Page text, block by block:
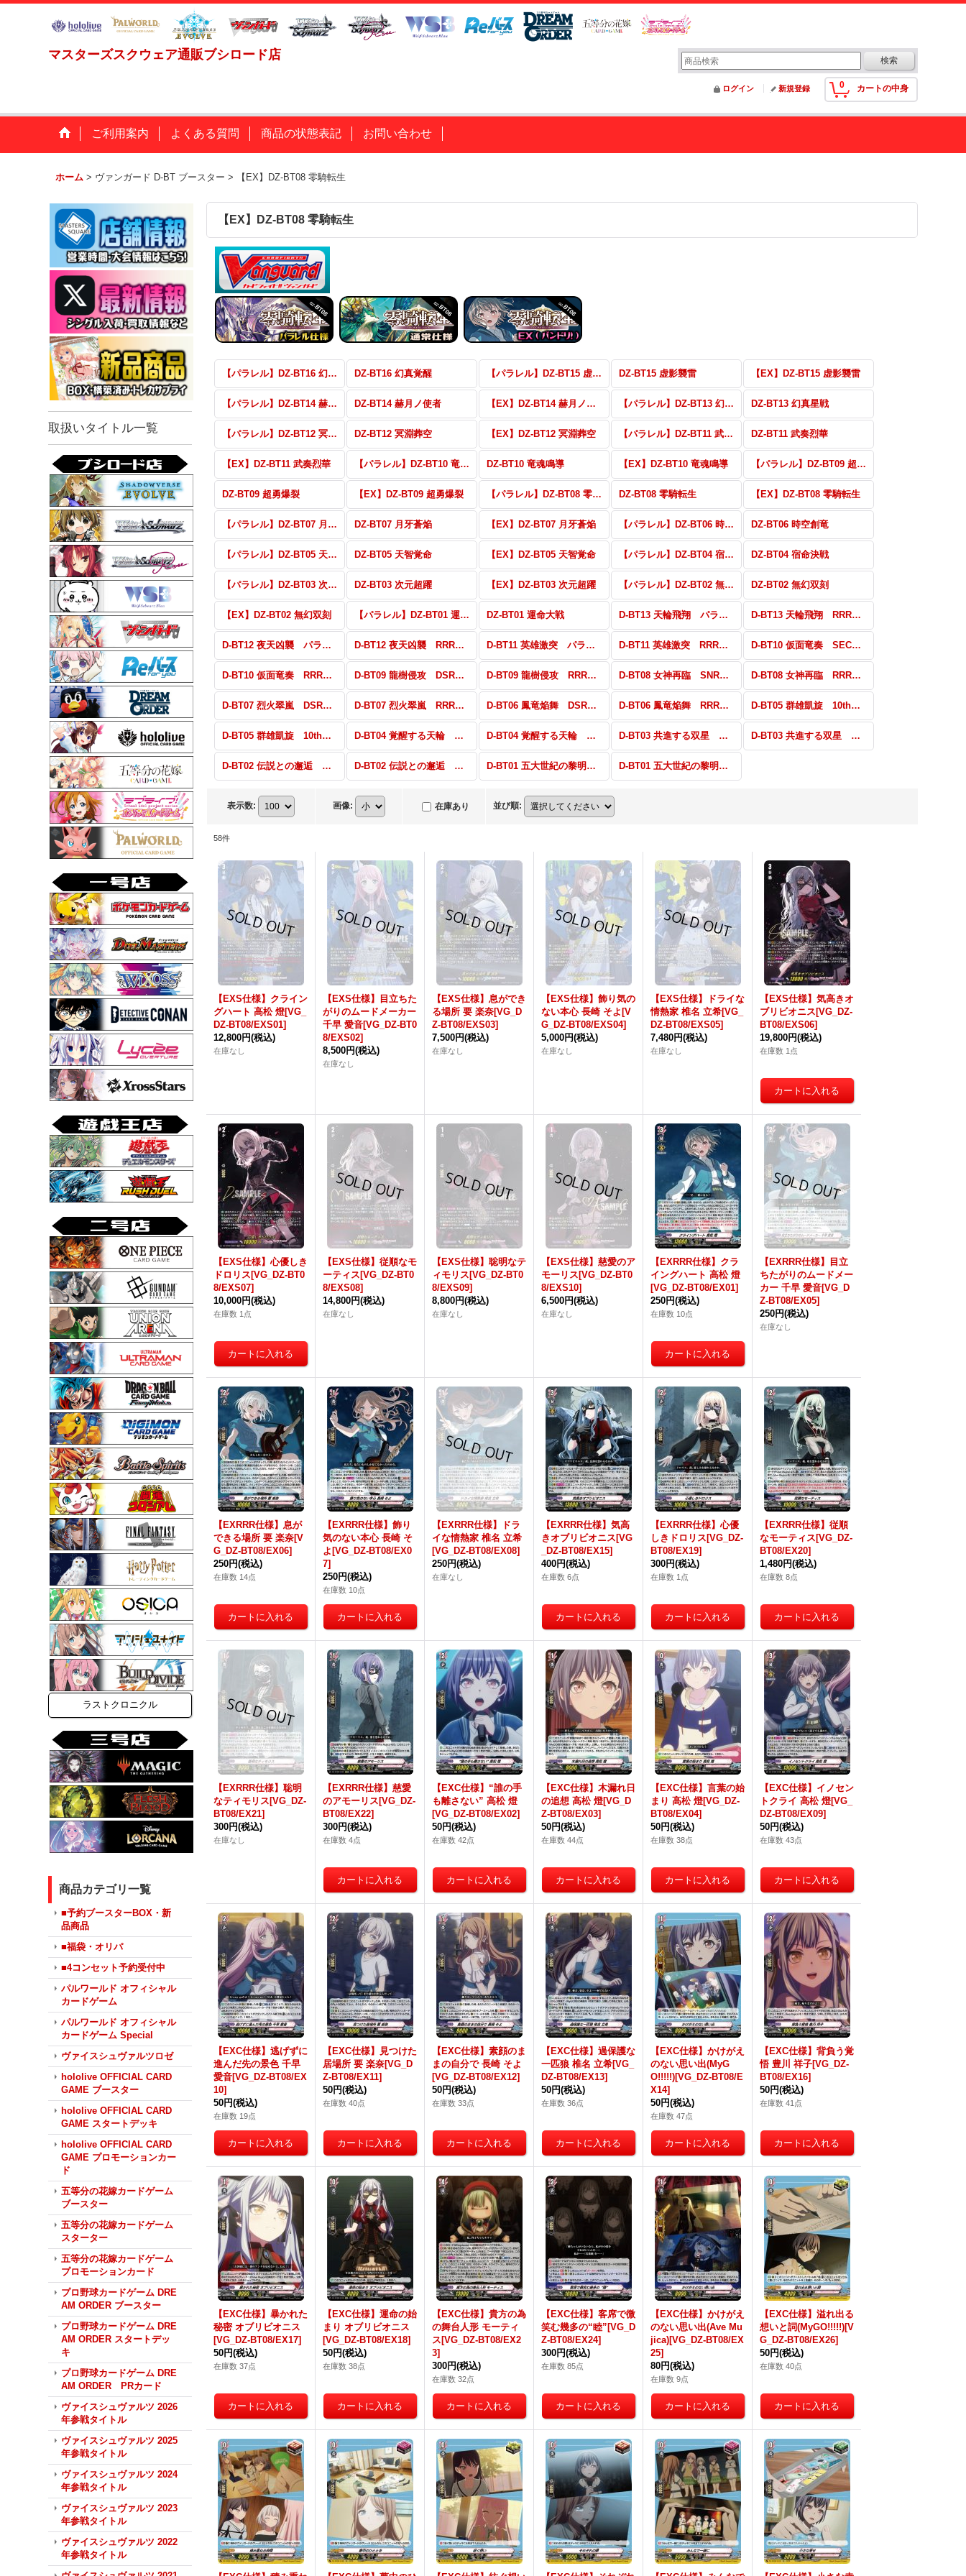
マスターズスクウェア通販ブシロード店
0 カートの中身
ログイン 新規登録
ご利用案内 よくある質問 商品の状態表記 お問い合わせ
ホーム > ヴァンガード D-BT ブースター > 【EX】DZ-BT08 零騎転生
取扱いタイトル一覧
ラストクロニクル
商品カテゴリ一覧
■予約ブースターBOX・新
品商品
■福袋・オリパ
■4コンセット予約受付中
パルワールド オフィシャル
カードゲーム
パルワールド オフィシャル
カードゲーム Special
ヴァイスシュヴァルツロゼ
hololive OFFICIAL CARD
GAME ブースター
hololive OFFICIAL CARD
GAME スタートデッキ
hololive OFFICIAL CARD
GAME プロモーションカー
ド
五等分の花嫁カードゲーム
ブースター
五等分の花嫁カードゲーム
スターター
五等分の花嫁カードゲーム
プロモーションカード
プロ野球カードゲーム DRE
AM ORDER ブースター
プロ野球カードゲーム DRE
AM ORDER スタートデッ
キ
プロ野球カードゲーム DRE
AM ORDER PRカード
ヴァイスシュヴァルツ 2026
年参戦タイトル
ヴァイスシュヴァルツ 2025
年参戦タイトル
ヴァイスシュヴァルツ 2024
年参戦タイトル
ヴァイスシュヴァルツ 2023
年参戦タイトル
ヴァイスシュヴァルツ 2022
年参戦タイトル
【EX】DZ-BT08 零騎転生
【パラレル】DZ-BT16 幻真覚醒 DZ-BT16 幻真覚醒 【パラレル】DZ-BT15 虚影襲雷 DZ-BT15 虚影襲雷 【EX】DZ-BT15 虚影襲雷
【パラレル】DZ-BT14 赫月ノ使者 DZ-BT14 赫月ノ使者 【EX】DZ-BT14 赫月ノ使者 【パラレル】DZ-BT13 幻真星戦 DZ-BT13 幻真星戦
【パラレル】DZ-BT12 冥淵葬空 DZ-BT12 冥淵葬空 【EX】DZ-BT12 冥淵葬空 【パラレル】DZ-BT11 武奏烈華 DZ-BT11 武奏烈華
【EX】DZ-BT11 武奏烈華 【パラレル】DZ-BT10 竜魂鳴導 DZ-BT10 竜魂鳴導 【EX】DZ-BT10 竜魂鳴導 【パラレル】DZ-BT09 超勇爆裂
DZ-BT09 超勇爆裂 【EX】DZ-BT09 超勇爆裂 【パラレル】DZ-BT08 零騎転生 DZ-BT08 零騎転生 【EX】DZ-BT08 零騎転生
【パラレル】DZ-BT07 月牙蒼焔 DZ-BT07 月牙蒼焔 【EX】DZ-BT07 月牙蒼焔 【パラレル】DZ-BT06 時空創竜 DZ-BT06 時空創竜
【パラレル】DZ-BT05 天智覚命 DZ-BT05 天智覚命 【EX】DZ-BT05 天智覚命 【パラレル】DZ-BT04 宿命決戦 DZ-BT04 宿命決戦
【パラレル】DZ-BT03 次元超躍 DZ-BT03 次元超躍 【EX】DZ-BT03 次元超躍 【パラレル】DZ-BT02 無幻双刻 DZ-BT02 無幻双刻
【EX】DZ-BT02 無幻双刻 【パラレル】DZ-BT01 運命大戦 DZ-BT01 運命大戦 D-BT13 天輪飛翔 パラレル・EX D-BT13 天輪飛翔 RRR・RR・R・C
D-BT12 夜天凶襲 パラレル・EX D-BT12 夜天凶襲 RRR・RR・R・C D-BT11 英雄激突 パラレル・EX D-BT11 英雄激突 RRR・RR・R・C D-BT10 仮面竜奏 SEC・FFR・FR・EX
D-BT10 仮面竜奏 RRR・RR・R・C D-BT09 龍樹侵攻 DSR・FFR・FR・Re・EX D-BT09 龍樹侵攻 RRR・RR・R・C D-BT08 女神再臨 SNR・SEC・FFR・FR D-BT08 女神再臨 RRR・RR・R・C
D-BT07 烈火翠嵐 DSR・FFR・FR D-BT07 烈火翠嵐 RRR・RR・R・C D-BT06 鳳竜焔舞 DSR・FFR・FR D-BT06 鳳竜焔舞 RRR・RR・ORR・R・C D-BT05 群雄凱旋 10thSP・SP・H・PR
D-BT05 群雄凱旋 10thRRR・RRR・RR・R・C D-BT04 覚醒する天輪 DSR・SP・H・PR D-BT04 覚醒する天輪 RRR・RR・R・C D-BT03 共進する双星 DSR・SP・H・PR D-BT03 共進する双星 RRR・RR・R・C
D-BT02 伝説との邂逅 DSR・SP・H・PR D-BT02 伝説との邂逅 RRR・RR・R・C D-BT01 五大世紀の黎明 DSR・SP・H・PR D-BT01 五大世紀の黎明 RRR・RR・R・C
表示数: 画像: 在庫あり 並び順:
58件
【EXS仕様】クライン
グハート 高松 燈[VG_
DZ-BT08/EXS01]
12,800円(税込)
在庫なし
【EXS仕様】目立ちた
がりのムードメーカー
千早 愛音[VG_DZ-BT0
8/EXS02]
8,500円(税込)
在庫なし
【EXS仕様】息ができ
る場所 要 楽奈[VG_D
Z-BT08/EXS03]
7,500円(税込)
在庫なし
【EXS仕様】飾り気の
ない本心 長崎 そよ[V
G_DZ-BT08/EXS04]
5,000円(税込)
在庫なし
【EXS仕様】ドライな
情熱家 椎名 立希[VG_
DZ-BT08/EXS05]
7,480円(税込)
在庫なし
【EXS仕様】気高きオ
ブリビオニス[VG_DZ-
BT08/EXS06]
19,800円(税込)
在庫数 1点
【EXS仕様】心優しき
ドロリス[VG_DZ-BT0
8/EXS07]
10,000円(税込)
在庫数 1点
【EXS仕様】従順なモ
ーティス[VG_DZ-BT0
8/EXS08]
14,800円(税込)
在庫なし
【EXS仕様】聡明なテ
ィモリス[VG_DZ-BT0
8/EXS09]
8,800円(税込)
在庫なし
【EXS仕様】慈愛のア
モーリス[VG_DZ-BT0
8/EXS10]
6,500円(税込)
在庫なし
【EXRRR仕様】クラ
イングハート 高松 燈
[VG_DZ-BT08/EX01]
250円(税込)
在庫数 10点
【EXRRR仕様】目立
ちたがりのムードメー
カー 千早 愛音[VG_D
Z-BT08/EX05]
250円(税込)
在庫なし
【EXRRR仕様】息が
できる場所 要 楽奈[V
G_DZ-BT08/EX06]
250円(税込)
在庫数 14点
【EXRRR仕様】飾り
気のない本心 長崎 そ
よ[VG_DZ-BT08/EX0
7]
250円(税込)
在庫数 10点
【EXRRR仕様】ドラ
イな情熱家 椎名 立希
[VG_DZ-BT08/EX08]
250円(税込)
在庫なし
【EXRRR仕様】気高
きオブリビオニス[VG
_DZ-BT08/EX15]
400円(税込)
在庫数 6点
【EXRRR仕様】心優
しきドロリス[VG_DZ-
BT08/EX19]
300円(税込)
在庫数 1点
【EXRRR仕様】従順
なモーティス[VG_DZ-
BT08/EX20]
1,480円(税込)
在庫数 8点
【EXRRR仕様】聡明
なティモリス[VG_DZ-
BT08/EX21]
300円(税込)
在庫なし
【EXRRR仕様】慈愛
のアモーリス[VG_DZ-
BT08/EX22]
300円(税込)
在庫数 4点
【EXC仕様】“誰の手
も離さない” 高松 燈
[VG_DZ-BT08/EX02]
50円(税込)
在庫数 42点
【EXC仕様】木漏れ日
の追想 高松 燈[VG_D
Z-BT08/EX03]
50円(税込)
在庫数 44点
【EXC仕様】言葉の始
まり 高松 燈[VG_DZ-
BT08/EX04]
50円(税込)
在庫数 38点
【EXC仕様】イノセン
トクライ 高松 燈[VG_
DZ-BT08/EX09]
50円(税込)
在庫数 43点
【EXC仕様】逃げずに
進んだ先の景色 千早
愛音[VG_DZ-BT08/EX
10]
50円(税込)
在庫数 19点
【EXC仕様】見つけた
居場所 要 楽奈[VG_D
Z-BT08/EX11]
50円(税込)
在庫数 40点
【EXC仕様】素顔のま
まの自分で 長崎 そよ
[VG_DZ-BT08/EX12]
50円(税込)
在庫数 33点
【EXC仕様】過保護な
一匹狼 椎名 立希[VG_
DZ-BT08/EX13]
50円(税込)
在庫数 36点
【EXC仕様】かけがえ
のない思い出(MyG
O!!!!!)[VG_DZ-BT08/E
X14]
50円(税込)
在庫数 47点
【EXC仕様】背負う覚
悟 豊川 祥子[VG_DZ-
BT08/EX16]
50円(税込)
在庫数 41点
【EXC仕様】暴かれた
秘密 オブリビオニス
[VG_DZ-BT08/EX17]
50円(税込)
在庫数 37点
【EXC仕様】運命の始
まり オブリビオニス
[VG_DZ-BT08/EX18]
50円(税込)
在庫数 38点
【EXC仕様】貴方の為
の舞台人形 モーティ
ス[VG_DZ-BT08/EX2
3]
300円(税込)
在庫数 32点
【EXC仕様】客席で微
笑む幾多の“睦”[VG_D
Z-BT08/EX24]
300円(税込)
在庫数 85点
【EXC仕様】かけがえ
のない思い出(Ave Mu
jica)[VG_DZ-BT08/EX
25]
80円(税込)
在庫数 9点
【EXC仕様】溢れ出る
想いと詞(MyGO!!!!!)[V
G_DZ-BT08/EX26]
50円(税込)
在庫数 40点